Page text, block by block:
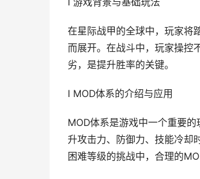
在星际战甲的全球中，玩家将
而展开。在战斗中，玩家操控
劣，是提升胜率的关键。
I MOD体系的介绍与应用
MOD体系是游戏中一个重要
升攻击力、防御力、技能冷却
困难等级的挑战中，合理的